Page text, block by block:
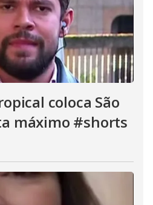
coloca São
máximo #shorts